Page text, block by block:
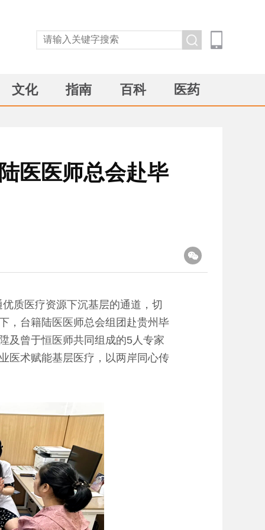
文化 指南 百科 医药
医医师总会赴毕
质医疗资源下沉基层的通道，切
，台籍陆医医师总会组团赴贵州毕
及曾于恒医师共同组成的5人专家
医术赋能基层医疗，以两岸同心传